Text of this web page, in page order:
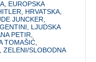
EUROPSKA
HRVATSKA
JUNCKER
LJUDSKA
PETIR
TOMAŠIĆ
,ZELENI/SLOBODNA